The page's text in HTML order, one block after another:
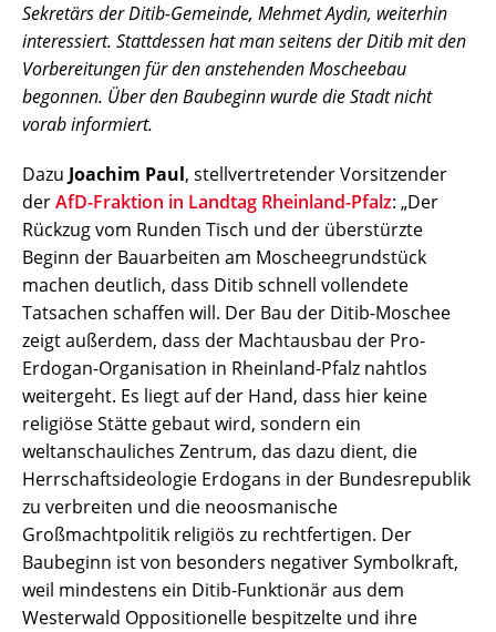
Sekretärs der Ditib-Gemeinde, Mehmet Aydin, weiterhin
interessiert. Stattdessen hat man seitens der Ditib mit den
Vorbereitungen für den anstehenden Moscheebau
begonnen. Über den Baubeginn wurde die Stadt nicht
vorab informiert.
Dazu Joachim Paul, stellvertretender Vorsitzender
derAfD-Fraktion in Landtag Rheinland-Pfalz: „Der
Rückzug vom Runden Tisch und der überstürzte
Beginn der Bauarbeiten am Moscheegrundstück
machen deutlich, dass Ditib schnell vollendete
Tatsachen schaffen will. Der Bau der Ditib-Moschee
zeigt außerdem, dass der Machtausbau der Pro-
Erdogan-Organisation in Rheinland-Pfalz nahtlos
weitergeht. Es liegt auf der Hand, dass hier keine
religiöse Stätte gebaut wird, sondern ein
weltanschauliches Zentrum, das dazu dient, die
Herrschaftsideologie Erdogans in der Bundesrepublik
zu verbreiten und die neoosmanische
Großmachtpolitik religiös zu rechtfertigen. Der
Baubeginn ist von besonders negativer Symbolkraft,
weil mindestens ein Ditib-Funktionär aus dem
Westerwald Oppositionelle bespitzelte und ihre